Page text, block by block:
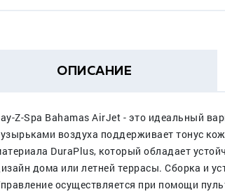
ОПИСАНИЕ
Z-Spa Bahamas AirJet - это идеальный
воздуха поддерживает тонус
DuraPlus, который обладает
дома или летней террасы. Сборка и
осуществляется при помощи